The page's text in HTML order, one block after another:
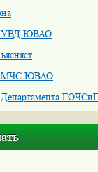
УВД ЮВАО
МЧС ЮВАО